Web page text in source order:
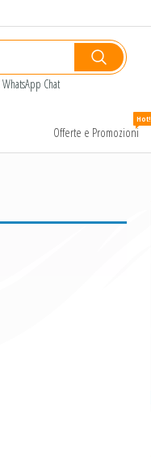
WhatsApp Chat
Offerte e Promozioni
Hot!